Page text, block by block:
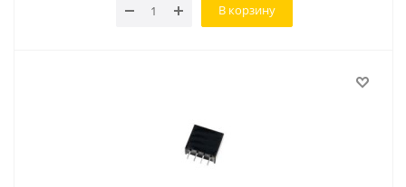
В корзину